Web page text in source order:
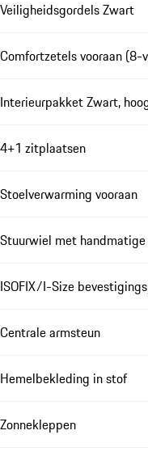
Veiligheidsgordels Zwart
Comfortzetels vooraan
Interieurpakket Zwart,
4+1 zitplaatsen
Stoelverwarming vooraan
Stuurwiel met
ISOFIX/I-Size
Centrale armsteun
Hemelbekleding in stof
Zonnekleppen